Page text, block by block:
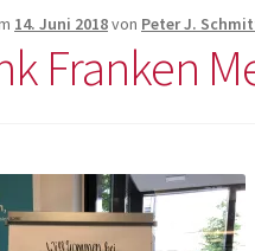
14. Juni 2018von Peter J.
Franken